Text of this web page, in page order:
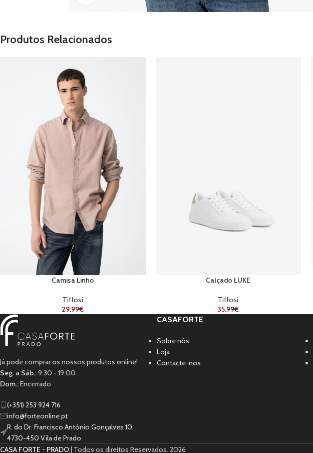
Produtos Relacionados
Camisa Linho
Tiffosi
29.99€
Calçado LUKE
Tiffosi
35.99€
Já pode comprar os nossos produtos online!
Seg. a Sáb.:9:30 - 19:00
Dom.:Encerrado
(+351) 253 924 716
info@forteonline.pt
R. do Dr. Francisco António Gonçalves 10,
4730-450 Vila de Prado
CASAFORTE
Sobre nós
Loja
Contacte-nos
CASA FORTE - PRADO | Todos os direitos Reservados. 2026